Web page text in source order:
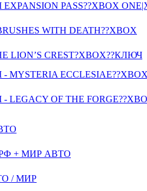
PASS??XBOX
WITH DEATH??XBOX
LION’S CREST?XBOX??КЛЮЧ
MYSTERIA
LEGACY OF THE
РФ + МИР АВТО
/ МИР